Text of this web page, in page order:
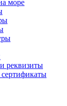
море
реквизиты